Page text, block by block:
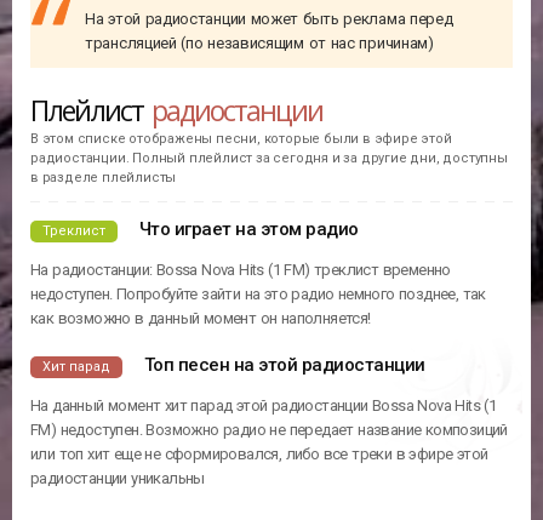
На этой радиостанции может быть реклама перед
трансляцией (по независящим от нас причинам)
Плейлист радиостанции
В этом списке отображены песни, которые были в эфире этой
радиостанции. Полный плейлист за сегодня и за другие дни, доступны
в разделе плейлисты
Треклист Что играет на этом радио
На радиостанции: Bossa Nova Hits (1 FM) треклист временно
недоступен. Попробуйте зайти на это радио немного позднее, так
как возможно в данный момент он наполняется!
Хит парад Топ песен на этой радиостанции
На данный момент хит парад этой радиостанции Bossa Nova Hits (1
FM) недоступен. Возможно радио не передает название композиций
или топ хит еще не сформировался, либо все треки в эфире этой
радиостанции уникальны